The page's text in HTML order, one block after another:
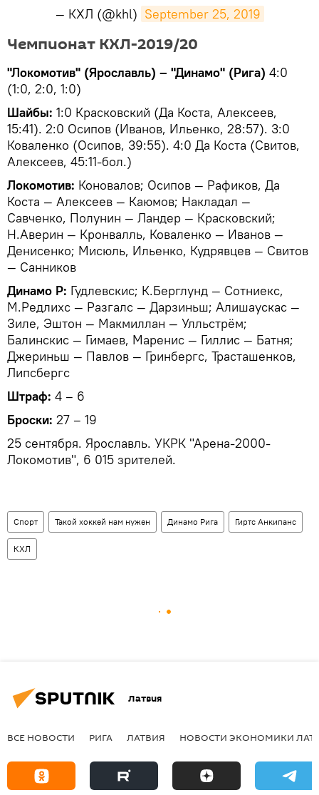
— КХЛ (@khl) September 25, 2019
Чемпионат КХЛ-2019/20
"Локомотив" (Ярославль) – "Динамо" (Рига) 4:0
(1:0, 2:0, 1:0)
Шайбы: 1:0 Красковский (Да Коста, Алексеев,
15:41). 2:0 Осипов (Иванов, Ильенко, 28:57). 3:0
Коваленко (Осипов, 39:55). 4:0 Да Коста (Свитов,
Алексеев, 45:11-бол.)
Локомотив: Коновалов; Осипов — Рафиков, Да
Коста — Алексеев — Каюмов; Накладал —
Савченко, Полунин — Ландер — Красковский;
Н.Аверин — Кронвалль, Коваленко — Иванов —
Денисенко; Мисюль, Ильенко, Кудрявцев — Свитов
— Санников
Динамо Р: Гудлевскис; К.Берглунд — Сотниекс,
М.Редлихс — Разгалс — Дарзиньш; Алишаускас —
Зиле, Эштон — Макмиллан — Улльстрём;
Балинскис — Гимаев, Маренис — Гиллис — Батня;
Джериньш — Павлов — Гринбергс, Трасташенков,
Липсбергс
Штраф: 4 – 6
Броски: 27 – 19
25 сентября. Ярославль. УКРК "Арена-2000-
Локомотив", 6 015 зрителей.
Спорт Такой хоккей нам нужен Динамо Рига Гиртс Анкипанс
КХЛ
Латвия
ВСЕ НОВОСТИ РИГА ЛАТВИЯ НОВОСТИ ЭКОНОМИКИ